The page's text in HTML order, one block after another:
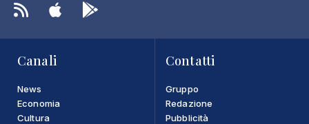
Canali
News
Economia
Cultura
Contatti
Gruppo
Redazione
Pubblicità